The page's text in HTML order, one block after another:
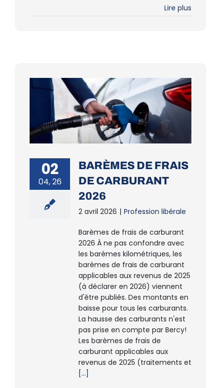
Lire plus
02
04, 26
BARÈMES DE FRAIS
DE CARBURANT
2026
2 avril 2026 | Profession libérale
Barèmes de frais de carburant
2026 À ne pas confondre avec
les barèmes kilométriques, les
barèmes de frais de carburant
applicables aux revenus de 2025
(à déclarer en 2026) viennent
d'être publiés. Des montants en
baisse pour tous les carburants.
La hausse des carburants n'est
pas prise en compte par Bercy!
Les barèmes de frais de
carburant applicables aux
revenus de 2025 (traitements et
[...]